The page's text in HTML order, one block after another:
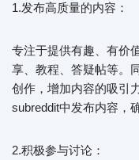
1.发布高质量的内容：
专注于提供有趣、有价
享、教程、答疑帖等。
创作，增加内容的吸引
subreddit中发布内容，
2.积极参与讨论：